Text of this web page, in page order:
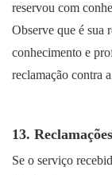
reservou com
Observe que é sua
conhecimento e
reclamação contra
13. Reclamações
Se o serviço